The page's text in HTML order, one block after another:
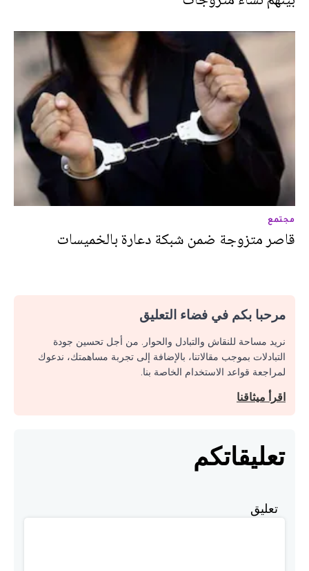
مجتمع
قاصر متزوجة ضمن شبكة دعارة بالخميسات
مرحبا بكم في فضاء التعليق
نريد مساحة للنقاش والتبادل والحوار. من أجل تحسين جودة
التبادلات بموجب مقالاتنا، بالإضافة إلى تجربة مساهمتك، ندعوك
لمراجعة قواعد الاستخدام الخاصة بنا.
اقرأ ميثاقنا
تعليقاتكم
تعليق